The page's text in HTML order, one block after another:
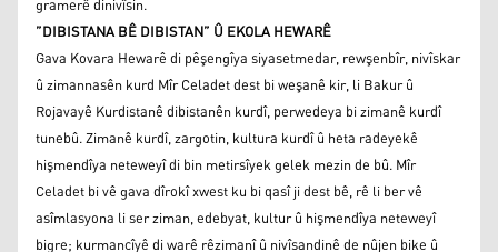
gramerê dinivîsin.
”DIBISTANA BÊ DIBISTAN” Û EKOLA HEWARÊ
Gava Kovara Hewarê di pêşengîya siyasetmedar, rewşenbîr, nivîskar
û zimannasên kurd Mîr Celadet dest bi weşanê kir, li Bakur û
Rojavayê Kurdistanê dibistanên kurdî, perwedeya bi zimanê kurdî
tunebû. Zimanê kurdî, zargotin, kultura kurdî û heta radeyekê
hişmendîya neteweyî di bin metirsîyek gelek mezin de bû. Mîr
Celadet bi vê gava dîrokî xwest ku bi qasî ji dest bê, rê li ber vê
asîmlasyona li ser ziman, edebyat, kultur û hişmendîya neteweyî
bigre; kurmancîyê di warê rêzimanî û nivîsandinê de nûjen bike û